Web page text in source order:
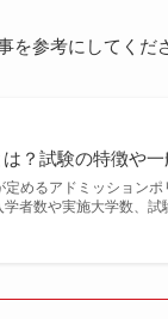
参考にしてくだ
？試験の特徴や
めるアドミッション
者数や実施大学数、試